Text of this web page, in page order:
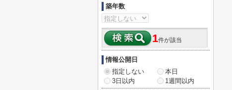
築年数
1件が該当
情報公開日
指定しない
本日
3日以内
1週間以内